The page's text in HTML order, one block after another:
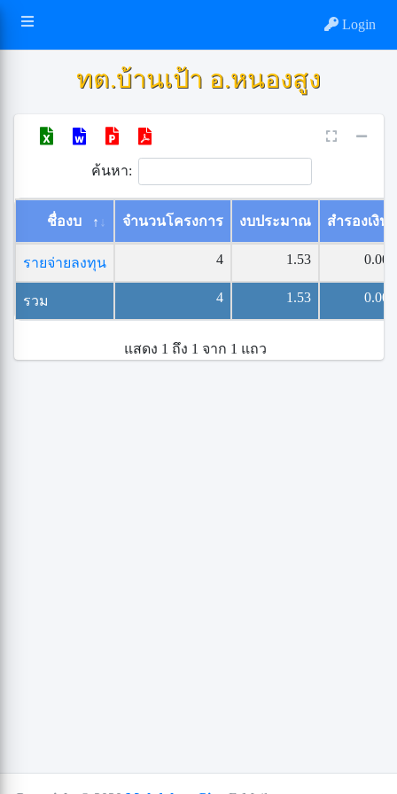
Login
ทต.บ้านเป้า อ.หนองสูง
ค้นหา:
ชื่องบ จำนวนโครงการ งบประมาณ สำรองเงิน
รายจ่ายลงทุน 4 1.53 0.00
รวม 4 1.53 0.00
แสดง 1 ถึง 1 จาก 1 แถว